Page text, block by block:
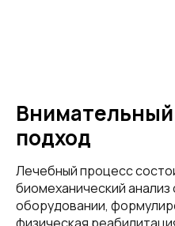
подход
Лечебный процесс
биомеханический
оборудовании,